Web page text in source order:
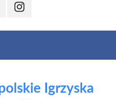
Instagram
Igrzyska